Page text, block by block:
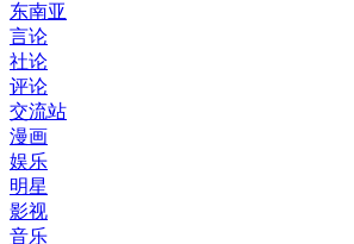
东南亚
言论
社论
评论
交流站
漫画
娱乐
明星
影视
音乐